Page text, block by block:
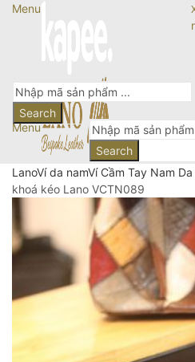
Menu
Search
Menu
Search
LanoVí da namVí Cầm Tay Nam
khoá kéo Lano VCTN089